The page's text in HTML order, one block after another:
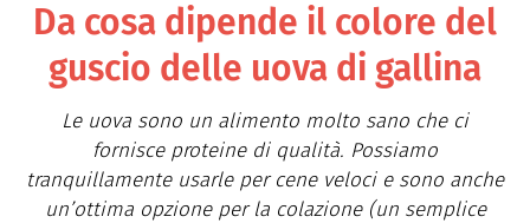
Da cosa dipende il colore del
guscio delle uova di gallina
Le uova sono un alimento molto sano che ci
fornisce proteine di qualità. Possiamo
tranquillamente usarle per cene veloci e sono anche
un’ottima opzione per la colazione (un semplice